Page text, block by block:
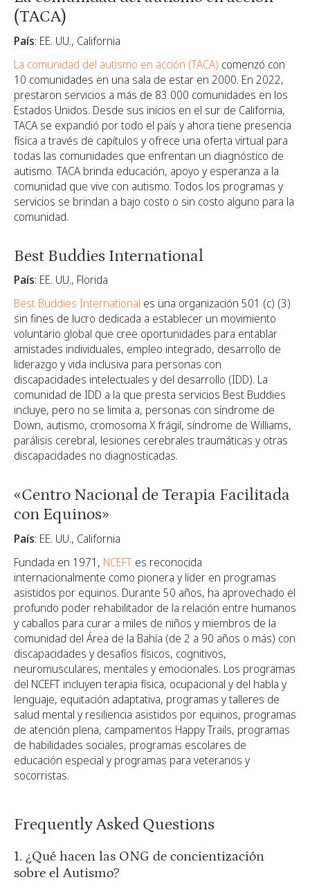
(TACA)
País: EE. UU., California
La comunidad del autismo en acción (TACA) comenzó con
10 comunidades en una sala de estar en 2000. En 2022,
prestaron servicios a más de 83 000 comunidades en los
Estados Unidos. Desde sus inicios en el sur de California,
TACA se expandió por todo el país y ahora tiene presencia
física a través de capítulos y ofrece una oferta virtual para
todas las comunidades que enfrentan un diagnóstico de
autismo. TACA brinda educación, apoyo y esperanza a la
comunidad que vive con autismo. Todos los programas y
servicios se brindan a bajo costo o sin costo alguno para la
comunidad.
Best Buddies International
País: EE. UU., Florida
Best Buddies International es una organización 501 (c) (3)
sin fines de lucro dedicada a establecer un movimiento
voluntario global que cree oportunidades para entablar
amistades individuales, empleo integrado, desarrollo de
liderazgo y vida inclusiva para personas con
discapacidades intelectuales y del desarrollo (IDD). La
comunidad de IDD a la que presta servicios Best Buddies
incluye, pero no se limita a, personas con síndrome de
Down, autismo, cromosoma X frágil, síndrome de Williams,
parálisis cerebral, lesiones cerebrales traumáticas y otras
discapacidades no diagnosticadas.
«Centro Nacional de Terapia Facilitada
con Equinos»
País: EE. UU., California
Fundada en 1971, NCEFT es reconocida
internacionalmente como pionera y líder en programas
asistidos por equinos. Durante 50 años, ha aprovechado el
profundo poder rehabilitador de la relación entre humanos
y caballos para curar a miles de niños y miembros de la
comunidad del Área de la Bahía (de 2 a 90 años o más) con
discapacidades y desafíos físicos, cognitivos,
neuromusculares, mentales y emocionales. Los programas
del NCEFT incluyen terapia física, ocupacional y del habla y
lenguaje, equitación adaptativa, programas y talleres de
salud mental y resiliencia asistidos por equinos, programas
de atención plena, campamentos Happy Trails, programas
de habilidades sociales, programas escolares de
educación especial y programas para veteranos y
socorristas.
Frequently Asked Questions
1. ¿Qué hacen las ONG de concientización
sobre el Autismo?